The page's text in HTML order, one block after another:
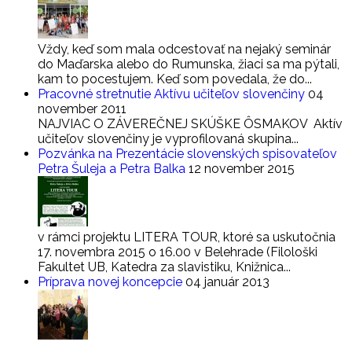
Vždy, keď som mala odcestovať na nejaký seminár
do Maďarska alebo do Rumunska, žiaci sa ma pýtali,
kam to pocestujem. Keď som povedala, že do...
Pracovné stretnutie Aktívu učiteľov slovenčiny 04
november 2011
NAJVIAC O ZÁVEREČNEJ SKÚŠKE ÔSMAKOV Aktív
učiteľov slovenčiny je vyprofilovaná skupina...
Pozvánka na Prezentácie slovenských spisovateľov
Petra Šuleja a Petra Balka 12 november 2015
v rámci projektu LITERA TOUR, ktoré sa uskutočnia
17. novembra 2015 o 16.00 v Belehrade (Filološki
Fakultet UB, Katedra za slavistiku, Knižnica...
Príprava novej koncepcie 04 január 2013